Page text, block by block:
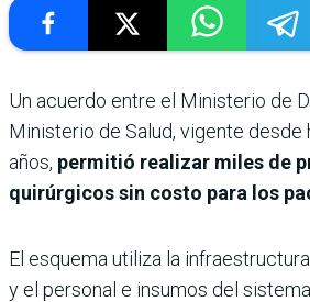
Un acuerdo entre el Ministerio de
Ministerio de Salud, vigente desde
años, permitió realizar miles de
quirúrgicos sin costo para los
El esquema utiliza la
y el personal e insumos del